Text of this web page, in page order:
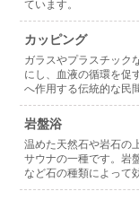
ています。
カッピング
ガラスやプラスチック
にし、血液の循環を促
へ作用する伝統的な民
岩盤浴
温めた天然石や岩石の
サウナの一種です。岩
など石の種類によって